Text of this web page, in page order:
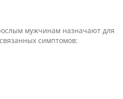
мужчинам назначают для
симптомов: